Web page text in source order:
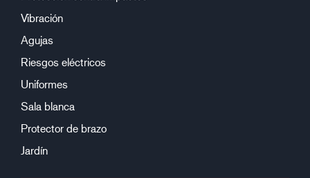
Vibración
Agujas
Riesgos eléctricos
Uniformes
Sala blanca
Protector de brazo
Jardín